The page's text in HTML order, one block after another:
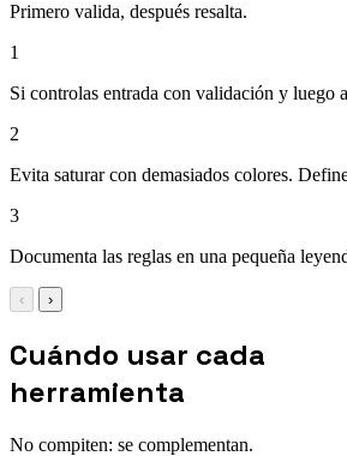
Primero valida, después resalta.
1
Si controlas entrada con validación y luego
2
Evita saturar con demasiados colores.
3
Documenta las reglas en una pequeña
‹ ›
Cuándo usar cada
herramienta
No compiten: se complementan.